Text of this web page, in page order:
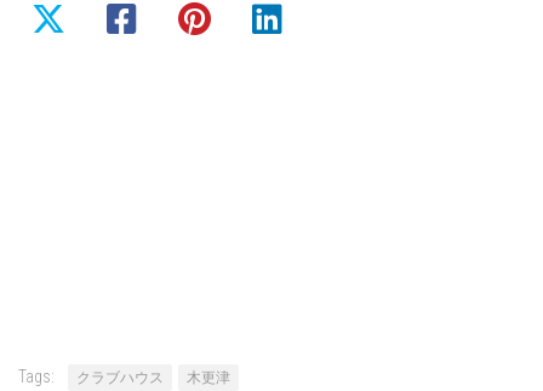
Tags: クラブハウス 木更津